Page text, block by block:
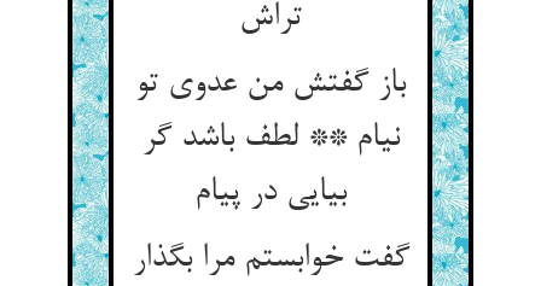
تراش‏
باز گفتش من عدوی تو
نی‏ام ** لطف باشد گر
بیایی در پی‏ام‏
گفت خوابستم مرا بگذار